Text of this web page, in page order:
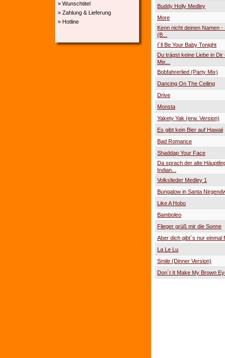
» Wunschtitel
» Zahlung & Lieferung
» Hotline
Buddy Holly Medley
More
Kenn nicht deinen Namen -
(B...
I´ll Be Your Baby Tonight
Du trägst keine Liebe in Dir
Mix...
Bobfahrerlied (Party Mix)
Dancing On The Ceiling
Drive
Monsta
Yakety Yak (erw. Version)
Es gibt kein Bier auf Hawaii
Bad Romance
Shaddap Your Face
Da sprach der alte
Indian...
Volkslieder Medley 1
Bungalow in Santa
Like A Hobo
Bamboleo
Flieger grüß mir die Sonne
Aber dich gibt´s nur einmal
La Le Lu
Smile (Dinner Version)
Don´t It Make My Brown